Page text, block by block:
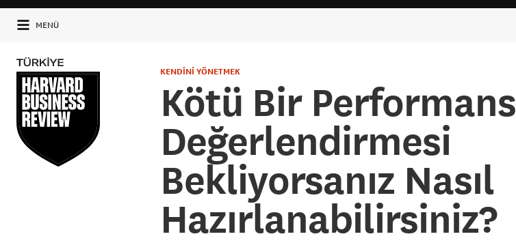
MENÜ
KENDİNİ YÖNETMEK
Kötü Bir Performans
Değerlendirmesi
Bekliyorsanız Nasıl
Hazırlanabilirsiniz?